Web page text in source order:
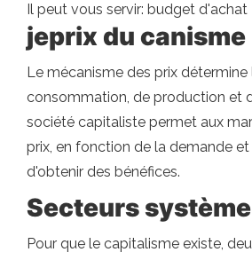
Il peut vous servir: budget d'achat
jeprix du canisme
Le mécanisme des prix détermine
consommation, de production et
société capitaliste permet aux
prix, en fonction de la demande et
d'obtenir des bénéfices.
Secteurs système
Pour que le capitalisme existe,